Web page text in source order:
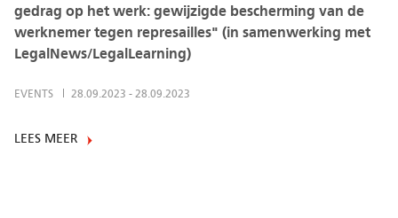
gedrag op het werk: gewijzigde bescherming van de
werknemer tegen represailles" (in samenwerking met
LegalNews/LegalLearning)
EVENTS 28.09.2023 - 28.09.2023
LEES MEER